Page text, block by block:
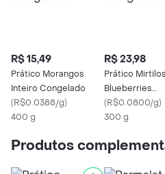
R$ 15,49
Prático Morangos
Inteiro Congelado
(R$0.0388/g)
400 g
R$ 23,98
Prático Mirtilos
Blueberries
Congelados
(R$0.0800/g)
300 g
Produtos